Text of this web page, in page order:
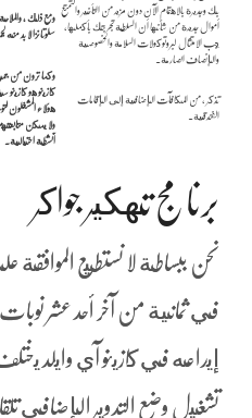
بك وجديرة بالاهتمام الآن دون مزيد من التأخير والتمتع
أموال جديدة من شأنها أن السلطة تجربتك بأكملها،
يجب الامتثال لبروتوكولات السلامة والخصوصية
والإنصاف الصارمة.
ومع ذلك ،
سلوتانزا لا بد
تذكر ، من المكافآت الإضافية إلى الإقامات
الفندقية.
وكما ترون من
كازينو هو كازينو
هؤلاء المشغلون
ولا يمكن
أنشطة احتيالية.
برنامج تهكير جواكر
نحن ببساطة لا نستطيع
في ثمانية من آخر أحد عشر
إيداعه في كازينو آي وايلد
تشغيل وضع التدوير الإضافي